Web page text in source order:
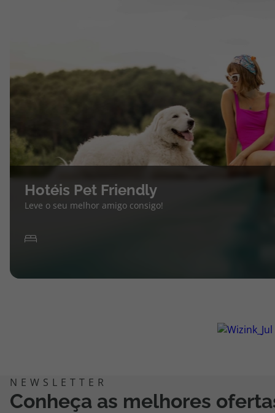
Hotéis Pet Friendly
Leve o seu melhor amigo consigo!
Conheça as melhores